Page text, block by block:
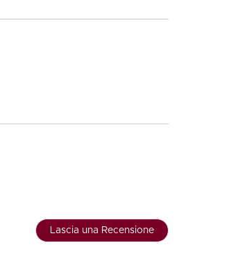
Lascia una Recensione